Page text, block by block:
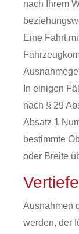
nach Ihrem
Eine Fahrt
In einigen
nach § 29
Absatz 1
bestimmte
oder Breite
Ausnahmen
werden, der